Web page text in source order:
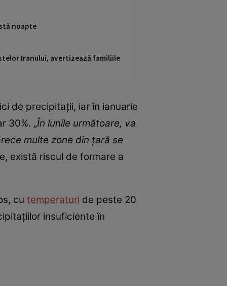
noapte
Iranului, avertizează familiile
de precipitații, iar în ianuarie
30%. „În lunile următoare, va
multe zone din țară se
există riscul de formare a
cu temperaturi de peste 20
insuficiente în